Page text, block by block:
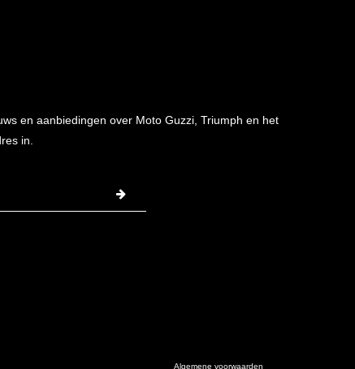
en aanbiedingen over Moto Guzzi, Triumph en het
in.
Algemene voorwaarden